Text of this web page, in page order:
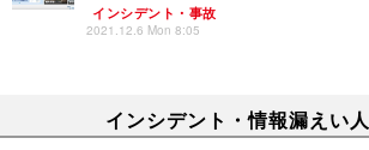
インシデント・事故
2021.12.6 Mon 8:05
インシデント・情報漏えい